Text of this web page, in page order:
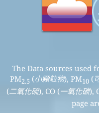
The Data sources
PM2.5 (小顆粒物), PM10 (
(二氧化硫), CO (一氧化碳),
page